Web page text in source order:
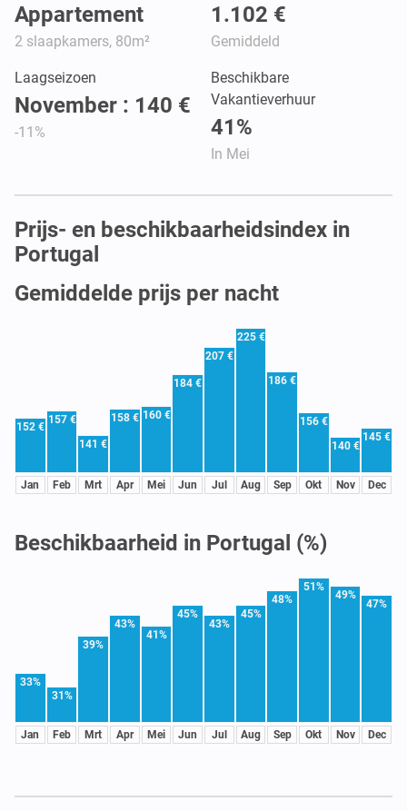
Appartement
2 slaapkamers, 80m²
1.102 €
Gemiddeld
Laagseizoen
November : 140 €
-11%
Beschikbare
Vakantieverhuur
41%
In Mei
Prijs- en beschikbaarheidsindex in
Portugal
Gemiddelde prijs per nacht
152 €
Jan
157 €
Feb
141 €
Mrt
158 €
Apr
160 €
Mei
184 €
Jun
207 €
Jul
225 €
Aug
186 €
Sep
156 €
Okt
140 €
Nov
145 €
Dec
Beschikbaarheid in Portugal (%)
33%
Jan
31%
Feb
39%
Mrt
43%
Apr
41%
Mei
45%
Jun
43%
Jul
45%
Aug
48%
Sep
51%
Okt
49%
Nov
47%
Dec